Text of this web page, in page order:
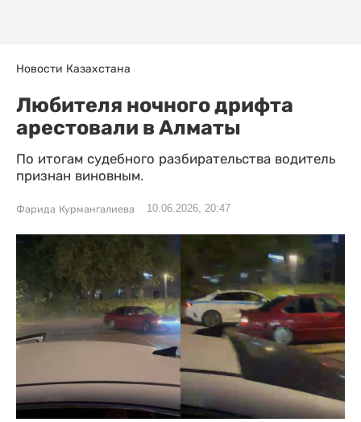
Новости Казахстана
Любителя ночного дрифта
арестовали в Алматы
По итогам судебного разбирательства водитель
признан виновным.
Фарида Курмангалиева 10.06.2026, 20:47